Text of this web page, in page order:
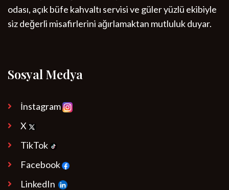
odası, açık büfe kahvaltı servisi ve güler yüzlü ekibiyle
siz değerli misafirlerini ağırlamaktan mutluluk duyar.
Sosyal Medya
İnstagram
X
TikTok
Facebook
LinkedIn